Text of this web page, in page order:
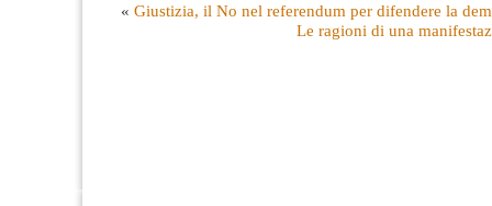
« Giustizia, il No nel referendum per difendere la
Le ragioni di una